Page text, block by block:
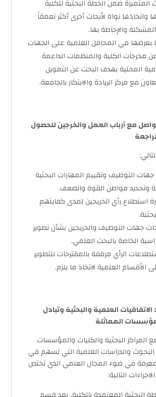
ضمن الخطة البحثية للكلية
واتخاذها نواة لأبحاث أخرى أكثر تعمقاً
والإحاطة بها.
بعرضها في المحافل العلمية على الجهات
مخرجات الكلية والمنظمات الداعمة
المحلية بهدف البحث عن التمويل
مع مركز الريادة والابتكار بالجامعة.
مع أرباب العمل والخرجين للحصول
جهات التوظيف وتقييم المهارات البحثية
وتحديد مواطن القوة والضعف.
استطلاع رأي الخريجين لمدى كفايتهم
جهات التوظيف والخريجين بشأن تطوير
الخاصة بالبحث العلمي.
الرأي مرفقة بالمقترحات للتطوير
الأقسام العلمية لاتخاذ ما يلزم.
الاتفاقيات العلمية والبحثية وتبادل
المماثلة
المراكز البحثية والكليات والمؤسسات
البحوث والدراسات العلمية التي تسهم في
في ضوء المجال العلمي الذي تختص
التالية: